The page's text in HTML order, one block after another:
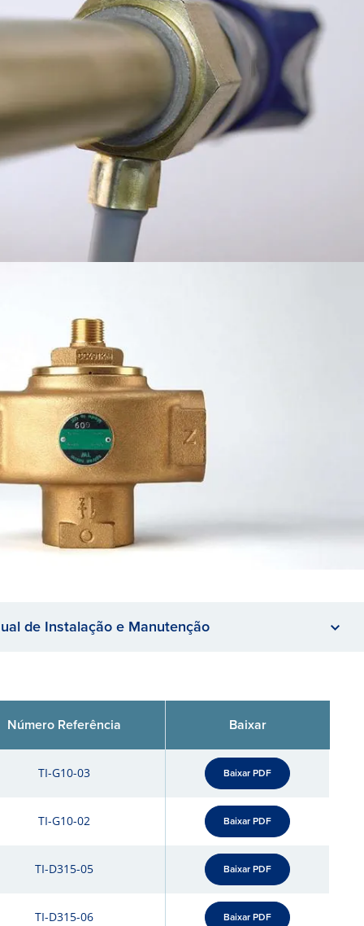
de Instalação e Manutenção
Número Referência Baixar
TI-G10-03 Baixar PDF
TI-G10-02 Baixar PDF
TI-D315-05 Baixar PDF
TI-D315-06 Baixar PDF